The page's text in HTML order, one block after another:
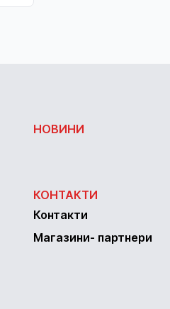
НОВИНИ
КОНТАКТИ
Контакти
Магазини- партнери